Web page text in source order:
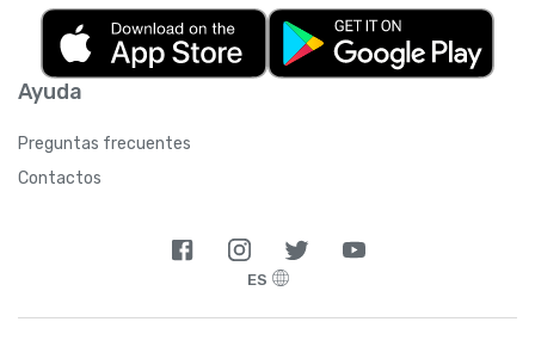
Ayuda
Preguntas frecuentes
Contactos
ES